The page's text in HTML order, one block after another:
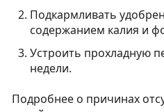
Подкармливать
содержанием калия и
Устроить прохладную
недели.
Подробнее о причинах